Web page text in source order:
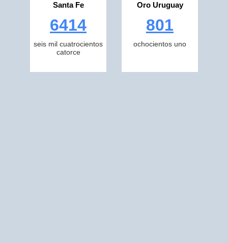
Santa Fe
6414
seis mil cuatrocientos
catorce
Oro Uruguay
801
ochocientos uno